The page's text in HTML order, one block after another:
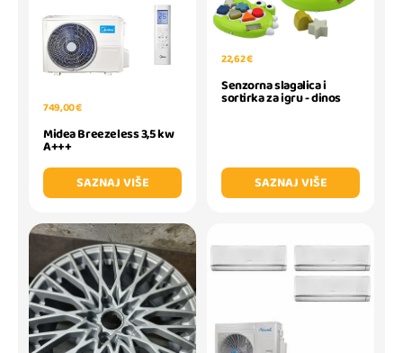
749,00 €
Midea Breezeless 3,5 kw
A+++
SAZNAJ VIŠE
22,62 €
Senzorna slagalica i
sortirka za igru - dinos
SAZNAJ VIŠE